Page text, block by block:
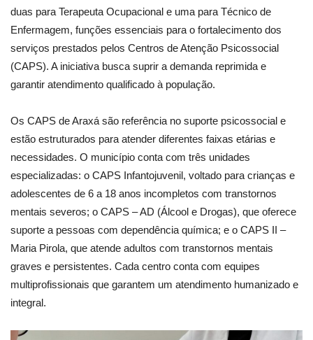
duas para Terapeuta Ocupacional e uma para Técnico de
Enfermagem, funções essenciais para o fortalecimento dos
serviços prestados pelos Centros de Atenção Psicossocial
(CAPS). A iniciativa busca suprir a demanda reprimida e
garantir atendimento qualificado à população.
Os CAPS de Araxá são referência no suporte psicossocial e
estão estruturados para atender diferentes faixas etárias e
necessidades. O município conta com três unidades
especializadas: o CAPS Infantojuvenil, voltado para crianças e
adolescentes de 6 a 18 anos incompletos com transtornos
mentais severos; o CAPS – AD (Álcool e Drogas), que oferece
suporte a pessoas com dependência química; e o CAPS II –
Maria Pirola, que atende adultos com transtornos mentais
graves e persistentes. Cada centro conta com equipes
multiprofissionais que garantem um atendimento humanizado e
integral.